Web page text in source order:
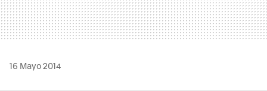
16 Mayo 2014